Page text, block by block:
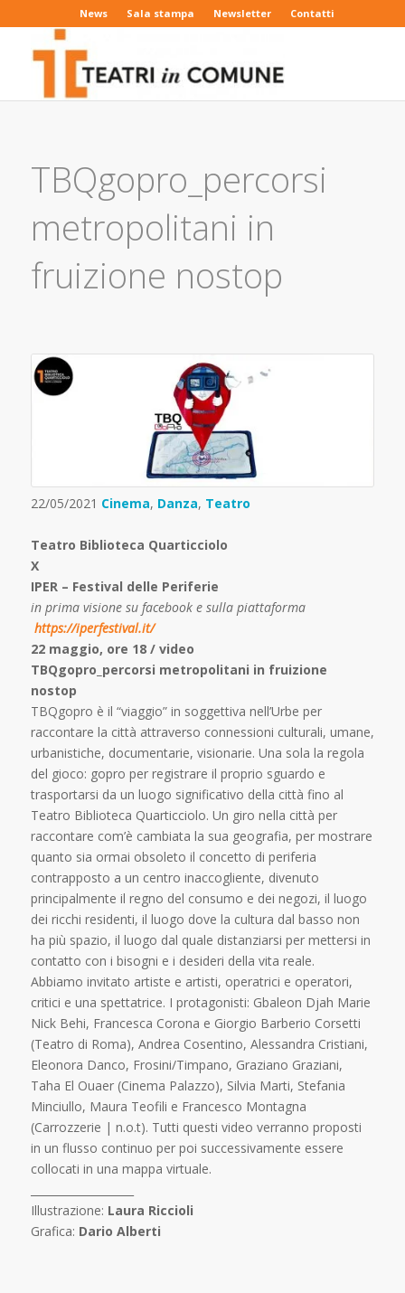
News Sala stampa Newsletter Contatti
TBQgopro_percorsi
metropolitani in
fruizione nostop
22/05/2021 Cinema, Danza, Teatro
Teatro Biblioteca Quarticciolo
X
IPER – Festival delle Periferie
in prima visione su facebook e sulla piattaforma
https://iperfestival.it/
22 maggio, ore 18 / video
TBQgopro_percorsi metropolitani in fruizione
nostop
TBQgopro è il “viaggio” in soggettiva nell’Urbe per
raccontare la città attraverso connessioni culturali, umane,
urbanistiche, documentarie, visionarie. Una sola la regola
del gioco: gopro per registrare il proprio sguardo e
trasportarsi da un luogo significativo della città fino al
Teatro Biblioteca Quarticciolo. Un giro nella città per
raccontare com’è cambiata la sua geografia, per mostrare
quanto sia ormai obsoleto il concetto di periferia
contrapposto a un centro inaccogliente, divenuto
principalmente il regno del consumo e dei negozi, il luogo
dei ricchi residenti, il luogo dove la cultura dal basso non
ha più spazio, il luogo dal quale distanziarsi per mettersi in
contatto con i bisogni e i desideri della vita reale.
Abbiamo invitato artiste e artisti, operatrici e operatori,
critici e una spettatrice. I protagonisti: Gbaleon Djah Marie
Nick Behi, Francesca Corona e Giorgio Barberio Corsetti
(Teatro di Roma), Andrea Cosentino, Alessandra Cristiani,
Eleonora Danco, Frosini/Timpano, Graziano Graziani,
Taha El Ouaer (Cinema Palazzo), Silvia Marti, Stefania
Minciullo, Maura Teofili e Francesco Montagna
(Carrozzerie | n.o.t). Tutti questi video verranno proposti
in un flusso continuo per poi successivamente essere
collocati in una mappa virtuale.
Illustrazione: Laura Riccioli
Grafica: Dario Alberti